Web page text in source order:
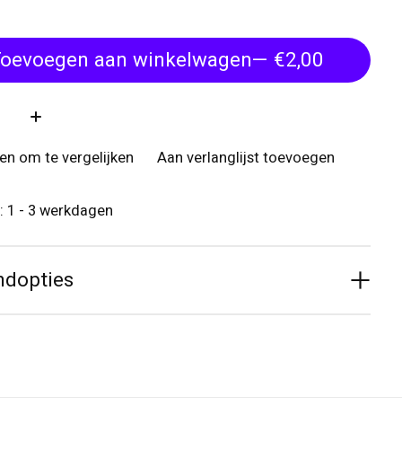
aan winkelwagen
— €2,00
om te vergelijken Aan verlanglijst toevoegen
1 - 3 werkdagen